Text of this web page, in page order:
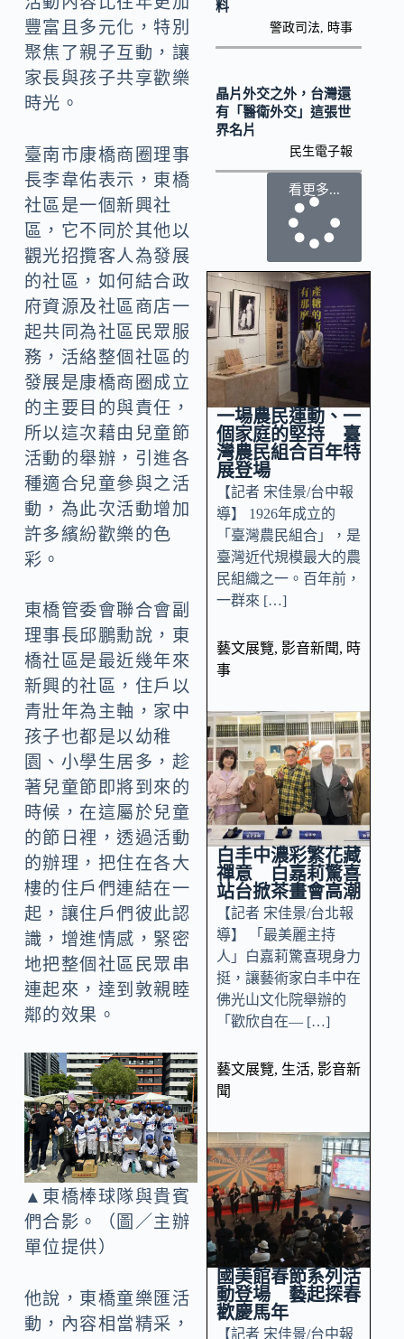
豐富且多元化，特別
聚焦了親子互動，讓
家長與孩子共享歡樂
時光。
臺南市康橋商圈理事
長李韋佑表示，東橋
社區是一個新興社
區，它不同於其他以
觀光招攬客人為發展
的社區，如何結合政
府資源及社區商店一
起共同為社區民眾服
務，活絡整個社區的
發展是康橋商圈成立
的主要目的與責任，
所以這次藉由兒童節
活動的舉辦，引進各
種適合兒童參與之活
動，為此次活動增加
許多繽紛歡樂的色
彩。
東橋管委會聯合會副
理事長邱鵬勳說，東
橋社區是最近幾年來
新興的社區，住戶以
青壯年為主軸，家中
孩子也都是以幼稚
園、小學生居多，趁
著兒童節即將到來的
時候，在這屬於兒童
的節日裡，透過活動
的辦理，把住在各大
樓的住戶們連結在一
起，讓住戶們彼此認
識，增進情感，緊密
地把整個社區民眾串
連起來，達到敦親睦
鄰的效果。
▲東橋棒球隊與貴賓
們合影。（圖／主辦
單位提供）
他說，東橋童樂匯活
動，內容相當精采，
料
警政司法 時事
晶片外交之外，台灣還
有「醫衛外交」這張世
界名片
民生電子報
看更多...
一場農民運動、一
個家庭的堅持 臺
灣農民組合百年特
展登場
【記者 宋佳景/台中報
導】 1926年成立的
「臺灣農民組合」，是
臺灣近代規模最大的農
民組織之一。百年前，
一群來 […]
藝文展覽, 影音新聞, 時
事
白丰中濃彩繁花藏
禪意 白嘉莉驚喜
站台掀茶畫會高潮
【記者 宋佳景/台北報
導】 「最美麗主持
人」白嘉莉驚喜現身力
挺，讓藝術家白丰中在
佛光山文化院舉辦的
「歡欣自在— […]
藝文展覽, 生活, 影音新
聞
國美館春節系列活
動登場 藝起探春
歡慶馬年
【記者 宋佳景/台中報